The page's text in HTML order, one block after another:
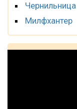
Чернильница
Милфхантер